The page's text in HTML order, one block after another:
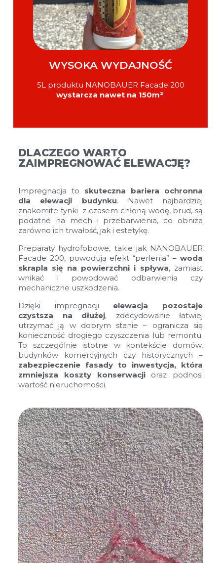
WYSOKA WYDAJNOŚĆ
5L produktu NANOBAUER Facade 200
wystarcza nawet na 150m²
DLACZEGO WARTO
ZAIMPREGNOWAĆ ELEWACJĘ?
Impregnacja to skuteczna bariera ochronna
dla elewacji budynku. Nawet najbardziej
znakomite tynki z czasem chłoną wodę, brud, są
podatne na mech i przebarwienia, co obniża
zarówno ich trwałość, jak i estetykę.
Preparaty hydrofobowe, takie jak NANOBAUER
Facade 200, powodują efekt “perlenia” – woda
skrapla się na powierzchni i spływa, zamiast
wnikać i powodować odbarwienia czy
mechaniczne uszkodzenia.
Dzięki impregnacji elewacja pozostaje
czystsza na dłużej, zdecydowanie łatwiej
utrzymać ją w dobrym stanie – ogranicza się
konieczność drogiego czyszczenia lub remontu.
To szczególnie istotne w kontekście domów,
budynków komercyjnych czy historycznych –
zabezpieczenie fasady to inwestycja, która
zmniejsza koszty konserwacjioraz podnosi
wartość nieruchomości.